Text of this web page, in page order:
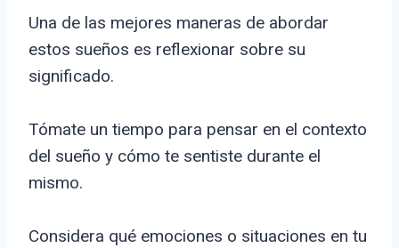
Una de las mejores maneras de abordar
estos sueños es reflexionar sobre su
significado.
Tómate un tiempo para pensar en el contexto
del sueño y cómo te sentiste durante el
mismo.
Considera qué emociones o situaciones en tu